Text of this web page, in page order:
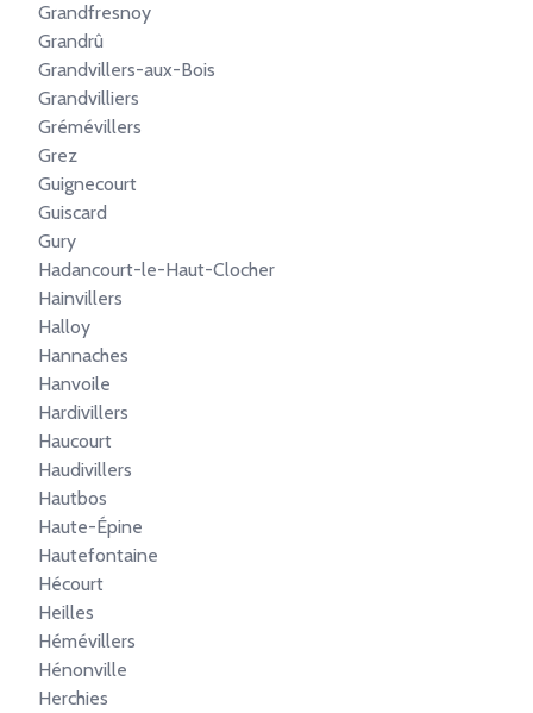
Grandfresnoy
Grandrû
Grandvillers-aux-Bois
Grandvilliers
Grémévillers
Grez
Guignecourt
Guiscard
Gury
Hadancourt-le-Haut-Clocher
Hainvillers
Halloy
Hannaches
Hanvoile
Hardivillers
Haucourt
Haudivillers
Hautbos
Haute-Épine
Hautefontaine
Hécourt
Heilles
Hémévillers
Hénonville
Herchies